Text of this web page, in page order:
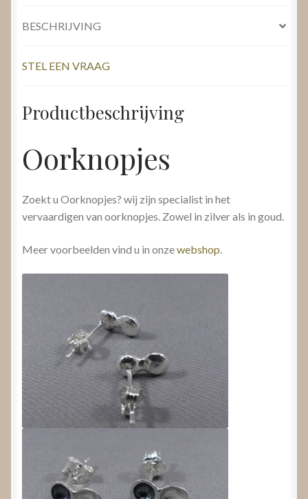
BESCHRIJVING
STEL EEN VRAAG
Productbeschrijving
Oorknopjes
Zoekt u Oorknopjes? wij zijn specialist in het
vervaardigen van oorknopjes. Zowel in zilver als in goud.
Meer voorbeelden vind u in onzewebshop.